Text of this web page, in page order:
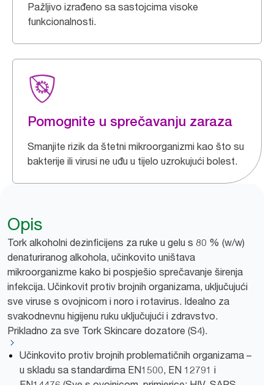
Pažljivo izrađeno sa sastojcima visoke
funkcionalnosti.
Pomognite u sprečavanju zaraza
Smanjite rizik da štetni mikroorganizmi kao što su
bakterije ili virusi ne uđu u tijelo uzrokujući bolest.
Opis
Tork alkoholni dezinficijens za ruke u gelu s 80 % (w/w)
denaturiranog alkohola, učinkovito uništava
mikroorganizme kako bi pospješio sprečavanje širenja
infekcija. Učinkovit protiv brojnih organizama, uključujući
sve viruse s ovojnicom i noro i rotavirus. Idealno za
svakodnevnu higijenu ruku uključujući i zdravstvo.
Prikladno za sve Tork Skincare dozatore (S4).
Učinkovito protiv brojnih problematičnih organizama –
u skladu sa standardima EN1500, EN 12791 i